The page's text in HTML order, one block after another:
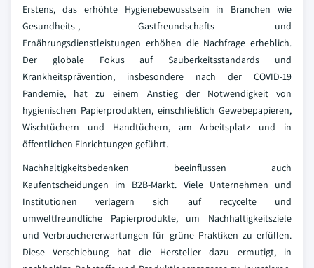
Erstens, das erhöhte Hygienebewusstsein in Branchen wie
Gesundheits-, Gastfreundschafts- und
Ernährungsdienstleistungen erhöhen die Nachfrage erheblich.
Der globale Fokus auf Sauberkeitsstandards und
Krankheitsprävention, insbesondere nach der COVID-19
Pandemie, hat zu einem Anstieg der Notwendigkeit von
hygienischen Papierprodukten, einschließlich Gewebepapieren,
Wischtüchern und Handtüchern, am Arbeitsplatz und in
öffentlichen Einrichtungen geführt.
Nachhaltigkeitsbedenken beeinflussen auch
Kaufentscheidungen im B2B-Markt. Viele Unternehmen und
Institutionen verlagern sich auf recycelte und
umweltfreundliche Papierprodukte, um Nachhaltigkeitsziele
und Verbrauchererwartungen für grüne Praktiken zu erfüllen.
Diese Verschiebung hat die Hersteller dazu ermutigt, in